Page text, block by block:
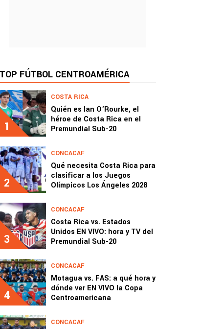
TOP FÚTBOL CENTROAMÉRICA
1
COSTA RICA
Quién es Ian O’Rourke, el
héroe de Costa Rica en el
Premundial Sub-20
2
CONCACAF
Qué necesita Costa Rica para
clasificar a los Juegos
Olímpicos Los Ángeles 2028
3
CONCACAF
Costa Rica vs. Estados
Unidos EN VIVO: hora y TV del
Premundial Sub-20
4
CONCACAF
Motagua vs. FAS: a qué hora y
dónde ver EN VIVO la Copa
Centroamericana
CONCACAF